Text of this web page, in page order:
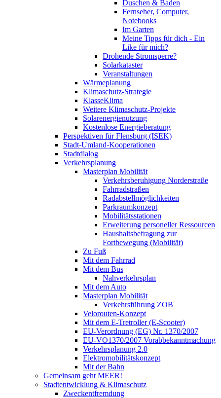
Duschen & Baden
Fernseher, Computer,
Notebooks
Im Garten
Meine Tipps für dich - Ein
Like für mich?
Drohende Stromsperre?
Solarkataster
Veranstaltungen
Wärmeplanung
Klimaschutz-Strategie
KlasseKlima
Weitere Klimaschutz-Projekte
Solarenergienutzung
Kostenlose Energieberatung
Perspektiven für Flensburg (ISEK)
Stadt-Umland-Kooperationen
Stadtdialog
Verkehrsplanung
Masterplan Mobilität
Verkehrsberuhigung Norderstraße
Fahrradstraßen
Radabstellmöglichkeiten
Parkraumkonzept
Mobilitätsstationen
Erweiterung personeller Ressourcen
Haushaltsbefragung zur
Fortbewegung (Mobilität)
Zu Fuß
Mit dem Fahrrad
Mit dem Bus
Nahverkehrsplan
Mit dem Auto
Masterplan Mobilität
Verkehrsführung ZOB
Velorouten-Konzept
Mit dem E-Tretroller (E-Scooter)
EU-Verordnung (EG) Nr. 1370/2007
EU-VO1370/2007 Vorabbekanntmachung
Verkehrsplanung 2.0
Elektromobilitätskonzept
Mit der Bahn
Gemeinsam geht MEER!
Stadtentwicklung & Klimaschutz
Zweckentfremdung